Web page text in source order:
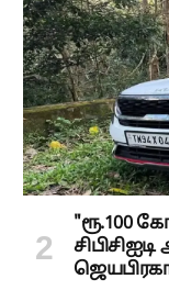
"ரூ.100